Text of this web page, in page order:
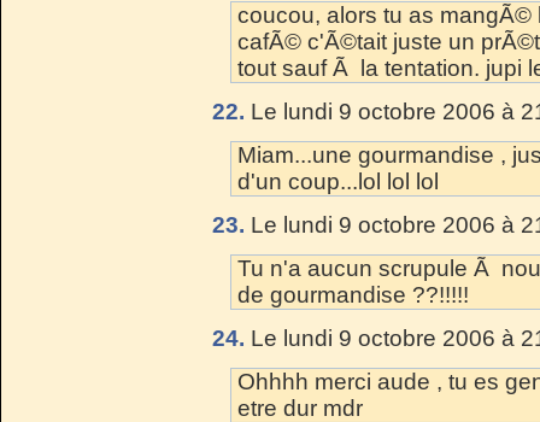
coucou, alors tu as mangÃ©
cafÃ© c'Ã©tait juste un
tout sauf Ã la tentation. jupi
22. Le lundi 9 octobre 2006 à
Miam...une gourmandise ,
d'un coup...lol lol lol
23. Le lundi 9 octobre 2006 à
Tu n'a aucun scrupule Ã
de gourmandise ??!!!!!
24. Le lundi 9 octobre 2006 à
Ohhhh merci aude , tu es
etre dur mdr